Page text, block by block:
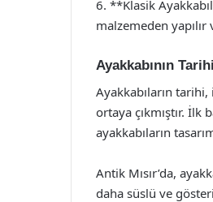
6. **Klasik
malzemeden
Ayakkabının Tarihi
Ayakkabıların
ortaya çıkmıştır. İlk
ayakkabıların
Antik Mısır’da,
daha süslü ve